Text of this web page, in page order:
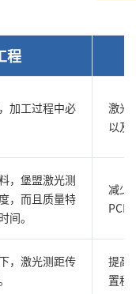
程
加工过程中必
激光
以及
，堡盟激光测
，而且质量特
间。
减少
PCB
，激光测距传
提高
置程